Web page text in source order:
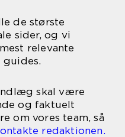
de største
sider, og vi
relevante
guides.
skal være
og faktuelt
om vores team, så
redaktionen.